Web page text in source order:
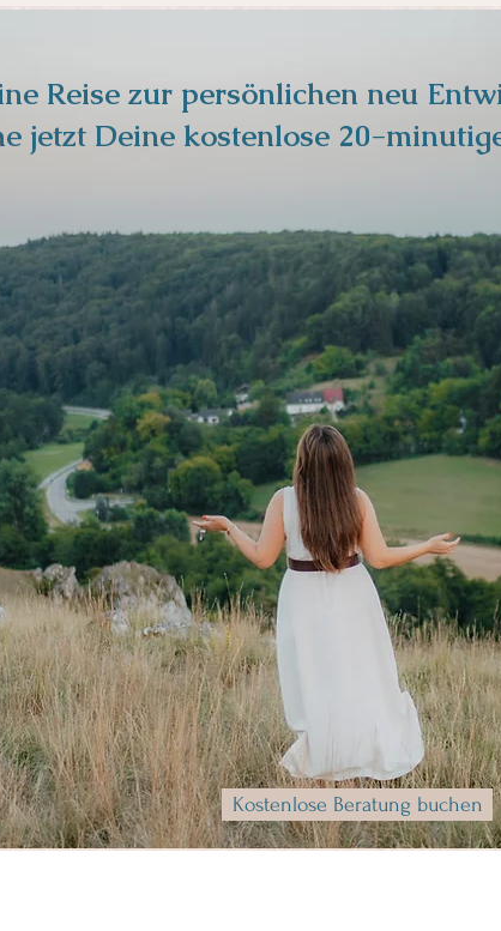
Reise zur persönlichen neu
jetzt Deine kostenlose 20-
Kostenlose Beratung buchen